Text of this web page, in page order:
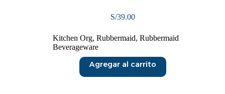
S/39.00
Kitchen Org, Rubbermaid, Rubbermaid
Beverageware
Agregar al carrito